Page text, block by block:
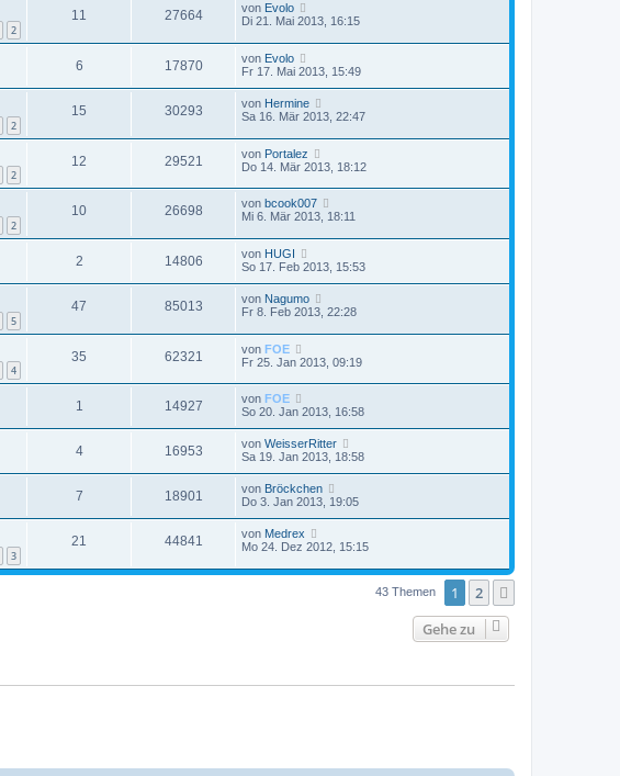
2
11 27664 von Evolo
Di 21. Mai 2013, 16:15
6 17870 von Evolo
Fr 17. Mai 2013, 15:49
2
15 30293 von Hermine
Sa 16. Mär 2013, 22:47
2
12 29521 von Portalez
Do 14. Mär 2013, 18:12
2
10 26698 von bcook007
Mi 6. Mär 2013, 18:11
2 14806 von HUGI
So 17. Feb 2013, 15:53
5
47 85013 von Nagumo
Fr 8. Feb 2013, 22:28
4
35 62321 von FOE
Fr 25. Jan 2013, 09:19
1 14927 von FOE
So 20. Jan 2013, 16:58
4 16953 von WeisserRitter
Sa 19. Jan 2013, 18:58
7 18901 von Bröckchen
Do 3. Jan 2013, 19:05
3
21 44841 von Medrex
Mo 24. Dez 2012, 15:15
43 Themen 1 2
Gehe zu